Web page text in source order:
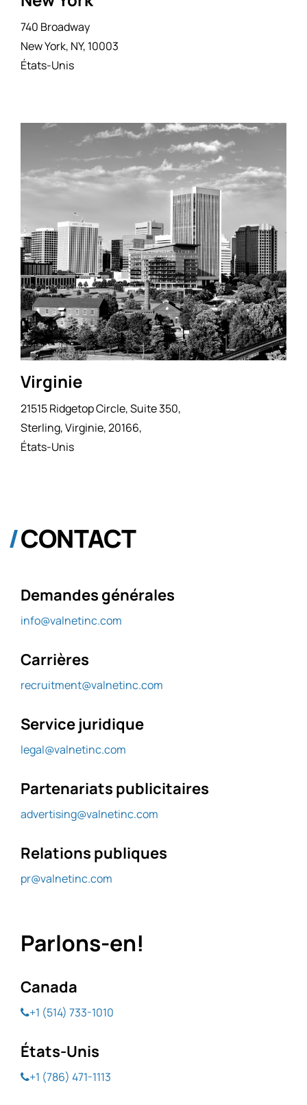
740 Broadway
New York, NY, 10003
États-Unis
Virginie
21515 Ridgetop Circle, Suite 350,
Sterling, Virginie, 20166,
États-Unis
CONTACT
Demandes générales
info@valnetinc.com
Carrières
recruitment@valnetinc.com
Service juridique
legal@valnetinc.com
Partenariats publicitaires
advertising@valnetinc.com
Relations publiques
pr@valnetinc.com
Parlons-en!
Canada
+1 (514) 733-1010
États-Unis
+1 (786) 471-1113